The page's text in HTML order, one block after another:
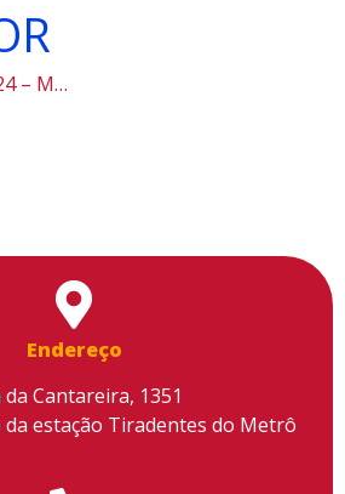
Estudo do meio 2024 – Museu da Língua Portuguesa
Endereço
da Cantareira, 1351
estação Tiradentes do Metrô
facilitar o uso do site, personalizar o
seu desempenho e proporcionar mais
Para saber mais, consulte nossa
de Privacidade
Aceitar cookies